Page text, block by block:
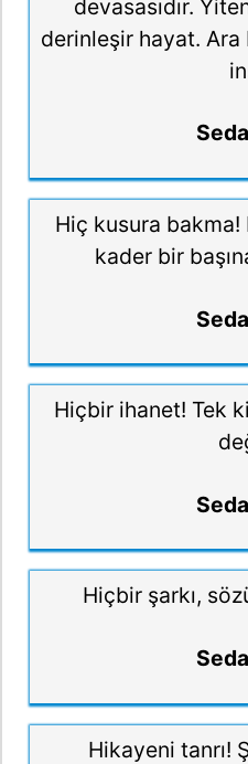
devasasıdır.
derinleşir hayat.
Hiç kusura
kader bir
Hiçbir ihanet! Tek
Hiçbir şarkı,
Hikayeni tanrı!